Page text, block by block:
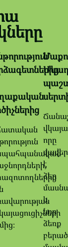
որը
է
ձեր
և
նոր
ձեռք
բերած